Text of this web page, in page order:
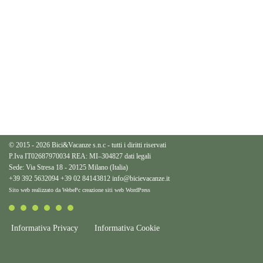
© 2015 - 2026 Bici&Vacanze s.n.c - tutti i diritti riservati
P.Iva IT02687970034 REA: MI–304827 dati legali
Sede: Via Stresa 18 - 20125 Milano (Italia)
+39 392 5632094 +39 02 84143812 info@bicievacanze.it
Sito web realizzato da WebePc creazione siti web WordPress
Informativa Privacy Informativa Cookie